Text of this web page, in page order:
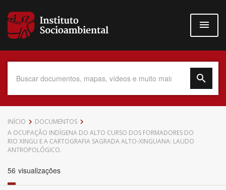
para
conteúdo
Data do Documento
Até
INÍCIO
DOCUMENTOS
A OCUPAÇÃO INDÍGENA DO ALTO CURSO DOS FORMADORES DO
RIO XINGU E A CARTOGRAFIA SAGRADA ALTO-XINGUANA: LAUDO
ANTROPOLÓGICO.
56 visualizações